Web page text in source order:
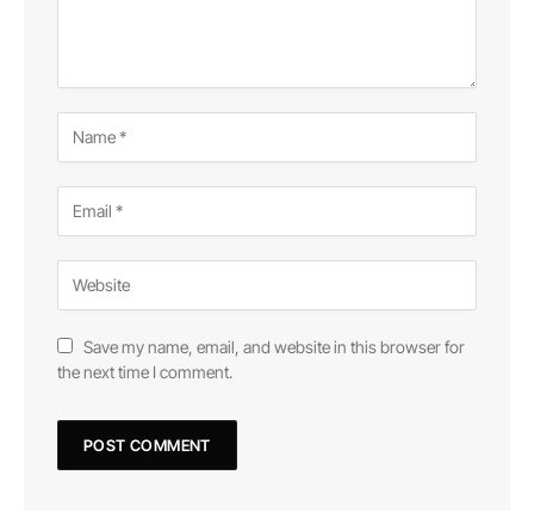
Save my name, email, and website in this browser for
the next time I comment.